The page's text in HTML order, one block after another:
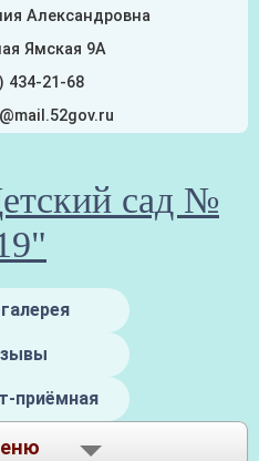
Александровна
Ямская 9А
434-21-68
сад №
приёмная